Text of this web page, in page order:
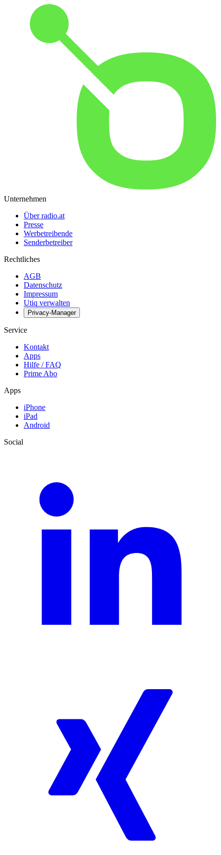
Unternehmen
Über radio.at
Presse
Werbetreibende
Senderbetreiber
Rechtliches
AGB
Datenschutz
Impressum
Utiq verwalten
Privacy-Manager
Service
Kontakt
Apps
Hilfe / FAQ
Prime Abo
Apps
iPhone
iPad
Android
Social